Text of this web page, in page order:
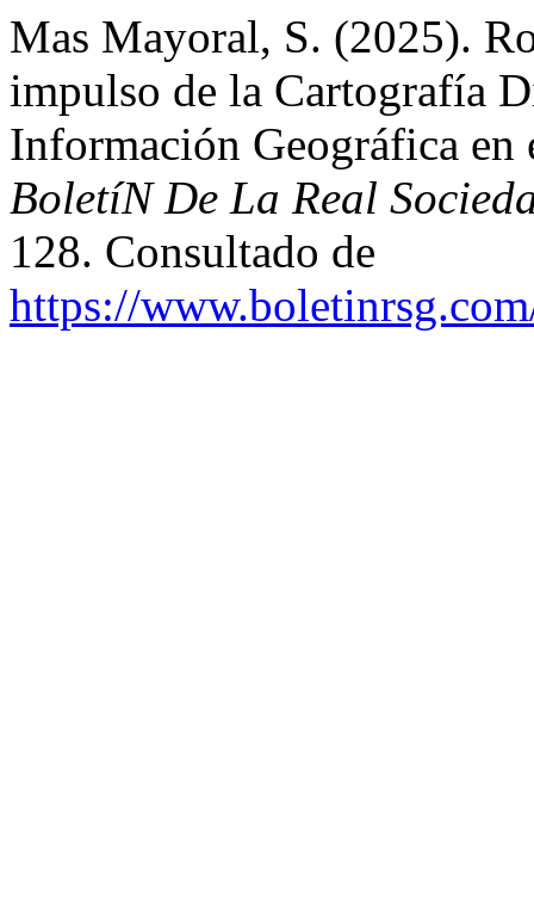
Mas Mayoral, S. (2025).
impulso de la Cartografía
Información Geográfica
BoletíN De La Real
128. Consultado de
https://